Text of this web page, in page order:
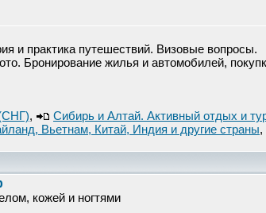
и практика путешествий. Визовые вопросы.
Бронирование жилья и автомобилей,
, Сибирь и Алтай. Активный отдых и
Вьетнам, Китай, Индия и другие страны,
кожей и ногтями